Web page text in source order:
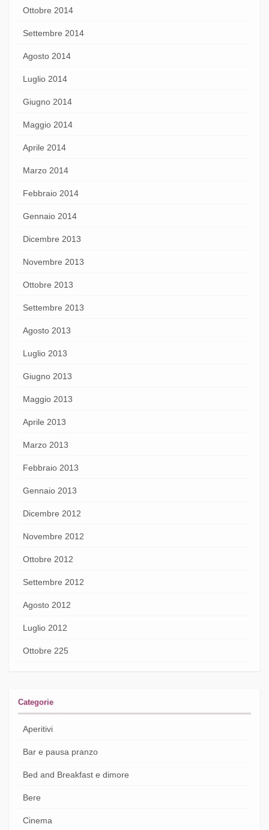
Ottobre 2014
Settembre 2014
Agosto 2014
Luglio 2014
Giugno 2014
Maggio 2014
Aprile 2014
Marzo 2014
Febbraio 2014
Gennaio 2014
Dicembre 2013
Novembre 2013
Ottobre 2013
Settembre 2013
Agosto 2013
Luglio 2013
Giugno 2013
Maggio 2013
Aprile 2013
Marzo 2013
Febbraio 2013
Gennaio 2013
Dicembre 2012
Novembre 2012
Ottobre 2012
Settembre 2012
Agosto 2012
Luglio 2012
Ottobre 225
Categorie
Aperitivi
Bar e pausa pranzo
Bed and Breakfast e dimore
Bere
Cinema